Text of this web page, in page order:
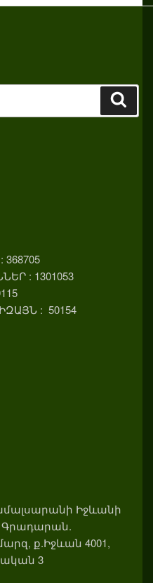
: 1301053
: 50154
Իջևանի
Գրադարան.
ք.Իջևան 4001,
3